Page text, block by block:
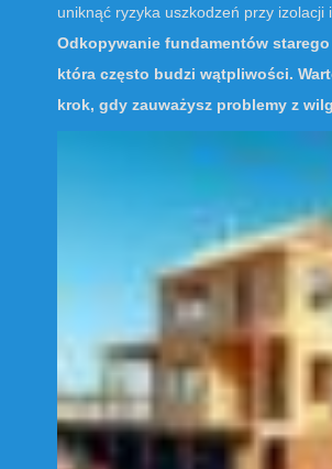
uniknąć ryzyka uszkodzeń przy izolacji
Odkopywanie fundamentów
która często budzi wątpliwości.
krok, gdy zauważysz problemy z